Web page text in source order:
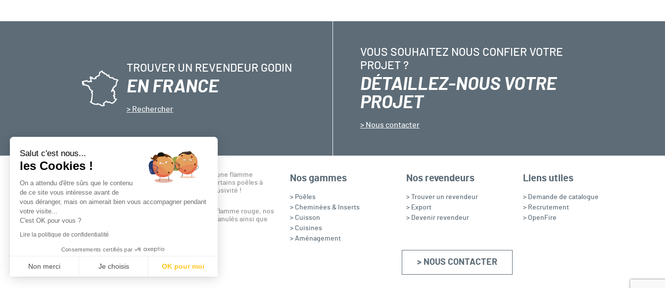
TROUVER UN REVENDEUR GODIN
EN FRANCE
Rechercher
VOUS SOUHAITEZ NOUS CONFIER VOTRE
PROJET ?
DÉTAILLEZ-NOUS VOTRE
PROJET
Nous contacter
Retrouvez chez nos revendeurs siglés d’une flamme
orange, l’ensemble de nos gammes et certains poêles à
bois et poêles à granulés vendus en exclusivité !
2.13.0.0
Retrouvez chez nos distributeurs siglés flamme rouge, nos
gammes de poêles et inserts à bois et granulés ainsi que
> TROUVER UN REVENDEUR
Nos gammes
> Poêles
> Cheminées & Inserts
> Cuisson
> Cuisines
> Aménagement
Nos revendeurs
> Trouver un revendeur
> Export
> Devenir revendeur
Liens utiles
> Demande de catalogue
> Recrutement
> OpenFire
> NOUS CONTACTER
Salut c'est nous...
les Cookies !
On a attendu d'être sûrs que le contenu
de ce site vous intéresse avant de
vous déranger, mais on aimerait bien vous accompagner pendant
votre visite...
C'est OK pour vous ?
Lire la politique de confidentialité
Consentements certifiés par
Non merci Je choisis OK pour moi